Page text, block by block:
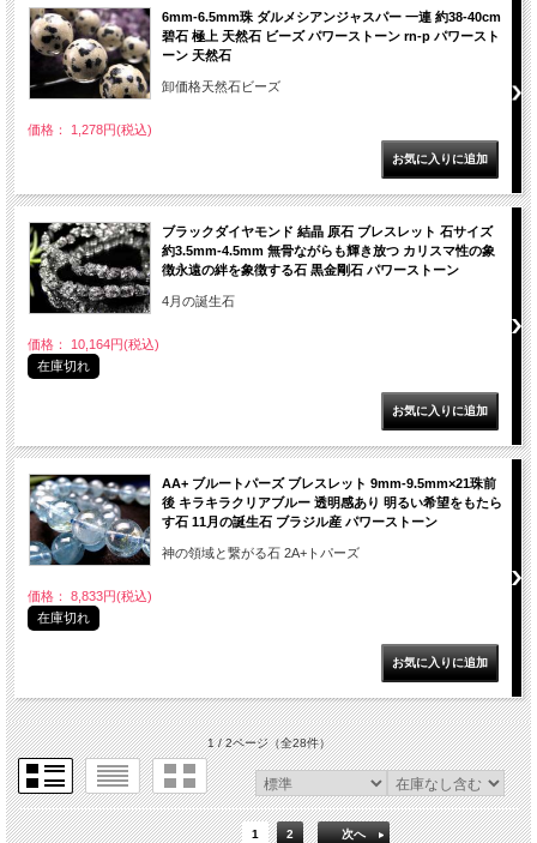
6mm-6.5mm珠 ダルメシアンジャスパー 一連 約38-40cm
碧石 極上 天然石 ビーズ パワーストーン rn-p パワースト
ーン 天然石
卸価格天然石ビーズ
価格： 1,278円(税込)
ブラックダイヤモンド 結晶 原石 ブレスレット 石サイズ
約3.5mm-4.5mm 無骨ながらも輝き放つ カリスマ性の象
徴永遠の絆を象徴する石 黒金剛石 パワーストーン
4月の誕生石
価格： 10,164円(税込)
在庫切れ
AA+ ブルートパーズ ブレスレット 9mm-9.5mm×21珠前
後 キラキラクリアブルー 透明感あり 明るい希望をもたら
す石 11月の誕生石 ブラジル産 パワーストーン
神の領域と繋がる石 2A+トパーズ
価格： 8,833円(税込)
在庫切れ
1 / 2ページ（全28件）
1 2 次へ